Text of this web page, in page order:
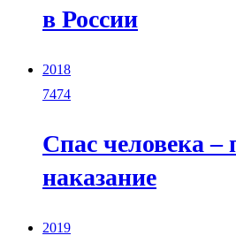
в России
2018
7474
Спас человека –
наказание
2019